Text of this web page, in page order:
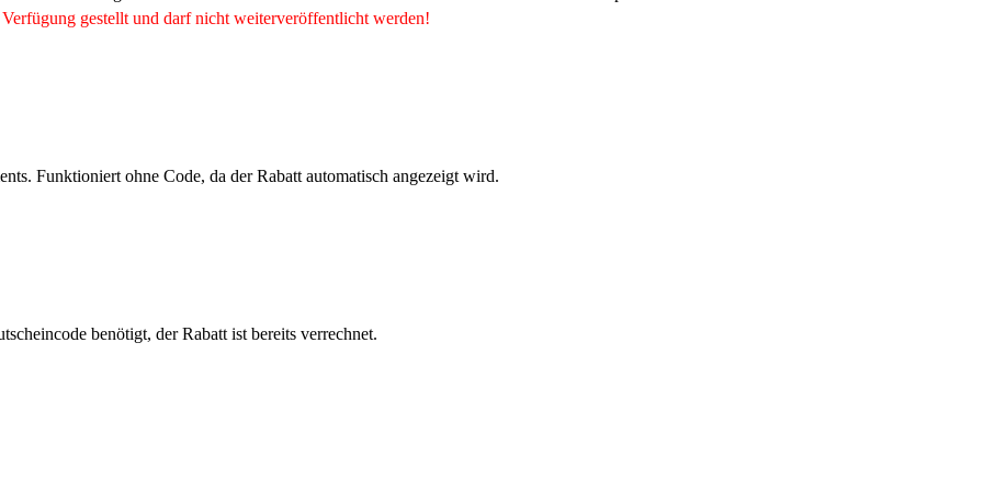
gestellt und darf nicht weiterveröffentlicht werden!
Funktioniert ohne Code, da der Rabatt automatisch angezeigt wird.
benötigt, der Rabatt ist bereits verrechnet.